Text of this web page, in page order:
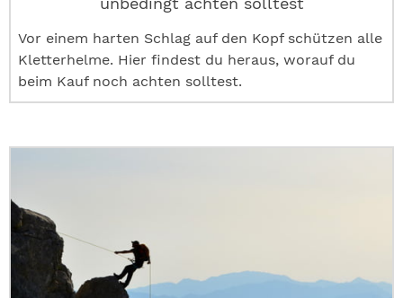
Vor einem harten Schlag auf den Kopf schützen alle
Kletterhelme. Hier findest du heraus, worauf du
beim Kauf noch achten solltest.